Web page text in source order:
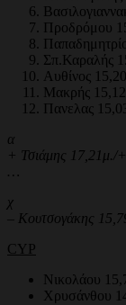
Προδρόμου
Σπ.Καραλής
Αυθίνος
Μακρής
Πανελας
α
+ Τσιάμης 17,21μ./
…
χ
– Κουτσογάκης
CYP
Νικολάου
Χρυσάνθου